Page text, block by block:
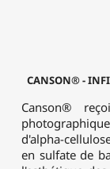
G/M²
FORMAT
A3
CANSON® -
Canson®
d'alpha-
en sulfate de